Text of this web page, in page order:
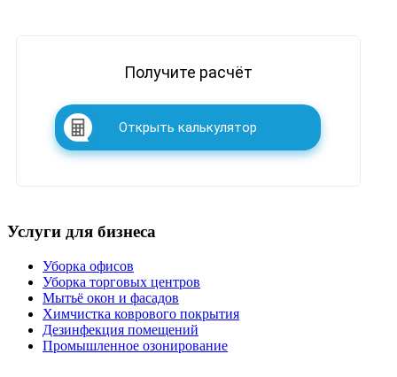
Получите расчёт
Открыть калькулятор
Услуги для бизнеса
Уборка офисов
Уборка торговых центров
Мытьё окон и фасадов
Химчистка коврового покрытия
Дезинфекция помещений
Промышленное озонирование